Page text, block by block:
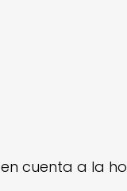
cuenta a la